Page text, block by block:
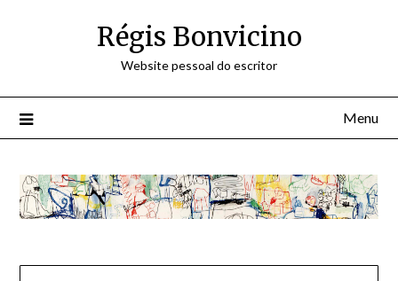
Régis Bonvicino
Website pessoal do escritor
Menu